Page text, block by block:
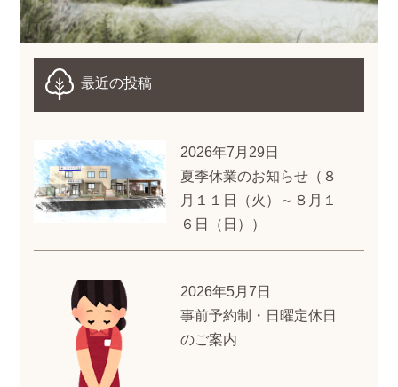
最近の投稿
2026年7月29日
夏季休業のお知らせ（８
月１１日（火）～８月１
６日（日））
2026年5月7日
事前予約制・日曜定休日
のご案内